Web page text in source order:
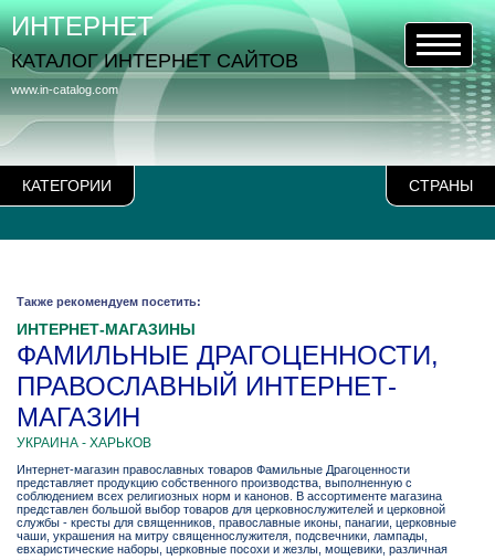
КАТЕГОРИИ СТРАНЫ
www.in-catalog.com
ИНТЕРНЕТ
КАТАЛОГ ИНТЕРНЕТ САЙТОВ
Также рекомендуем посетить:
ИНТЕРНЕТ-МАГАЗИНЫ
ФАМИЛЬНЫЕ ДРАГОЦЕННОСТИ,
ПРАВОСЛАВНЫЙ ИНТЕРНЕТ-
МАГАЗИН
УКРАИНА - ХАРЬКОВ
Интернет-магазин православных товаров Фамильные Драгоценности
представляет продукцию собственного производства, выполненную с
соблюдением всех религиозных норм и канонов. В ассортименте магазина
представлен большой выбор товаров для церковнослужителей и церковной
службы - кресты для священников, православные иконы, панагии, церковные
чаши, украшения на митру священнослужителя, подсвечники, лампады,
евхаристические наборы, церковные посохи и жезлы, мощевики, различная